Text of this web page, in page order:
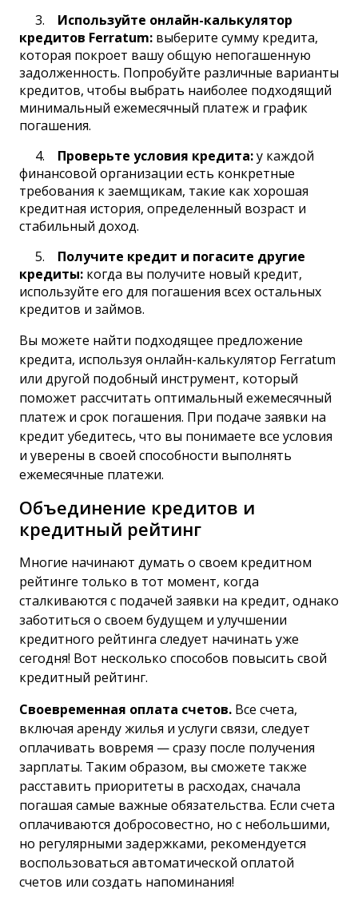
Используйте онлайн-калькулятор
кредитов Ferratum: выберите сумму кредита,
которая покроет вашу общую непогашенную
задолженность. Попробуйте различные варианты
кредитов, чтобы выбрать наиболее подходящий
минимальный ежемесячный платеж и график
погашения.
Проверьте условия кредита:у каждой
финансовой организации есть конкретные
требования к заемщикам, такие как хорошая
кредитная история, определенный возраст и
стабильный доход.
Получите кредит и погасите другие
кредиты: когда вы получите новый кредит,
используйте его для погашения всех остальных
кредитов и займов.
Вы можете найти подходящее предложение
кредита, используя онлайн-калькулятор Ferratum
или другой подобный инструмент, который
поможет рассчитать оптимальный ежемесячный
платеж и срок погашения. При подаче заявки на
кредит убедитесь, что вы понимаете все условия
и уверены в своей способности выполнять
ежемесячные платежи.
Объединение кредитов и
кредитный рейтинг
Многие начинают думать о своем кредитном
рейтинге только в тот момент, когда
сталкиваются с подачей заявки на кредит, однако
заботиться о своем будущем и улучшении
кредитного рейтинга следует начинать уже
сегодня! Вот несколько способов повысить свой
кредитный рейтинг.
Своевременная оплата счетов. Все счета,
включая аренду жилья и услуги связи, следует
оплачивать вовремя — сразу после получения
зарплаты. Таким образом, вы сможете также
расставить приоритеты в расходах, сначала
погашая самые важные обязательства. Если счета
оплачиваются добросовестно, но с небольшими,
но регулярными задержками, рекомендуется
воспользоваться автоматической оплатой
счетов или создать напоминания!